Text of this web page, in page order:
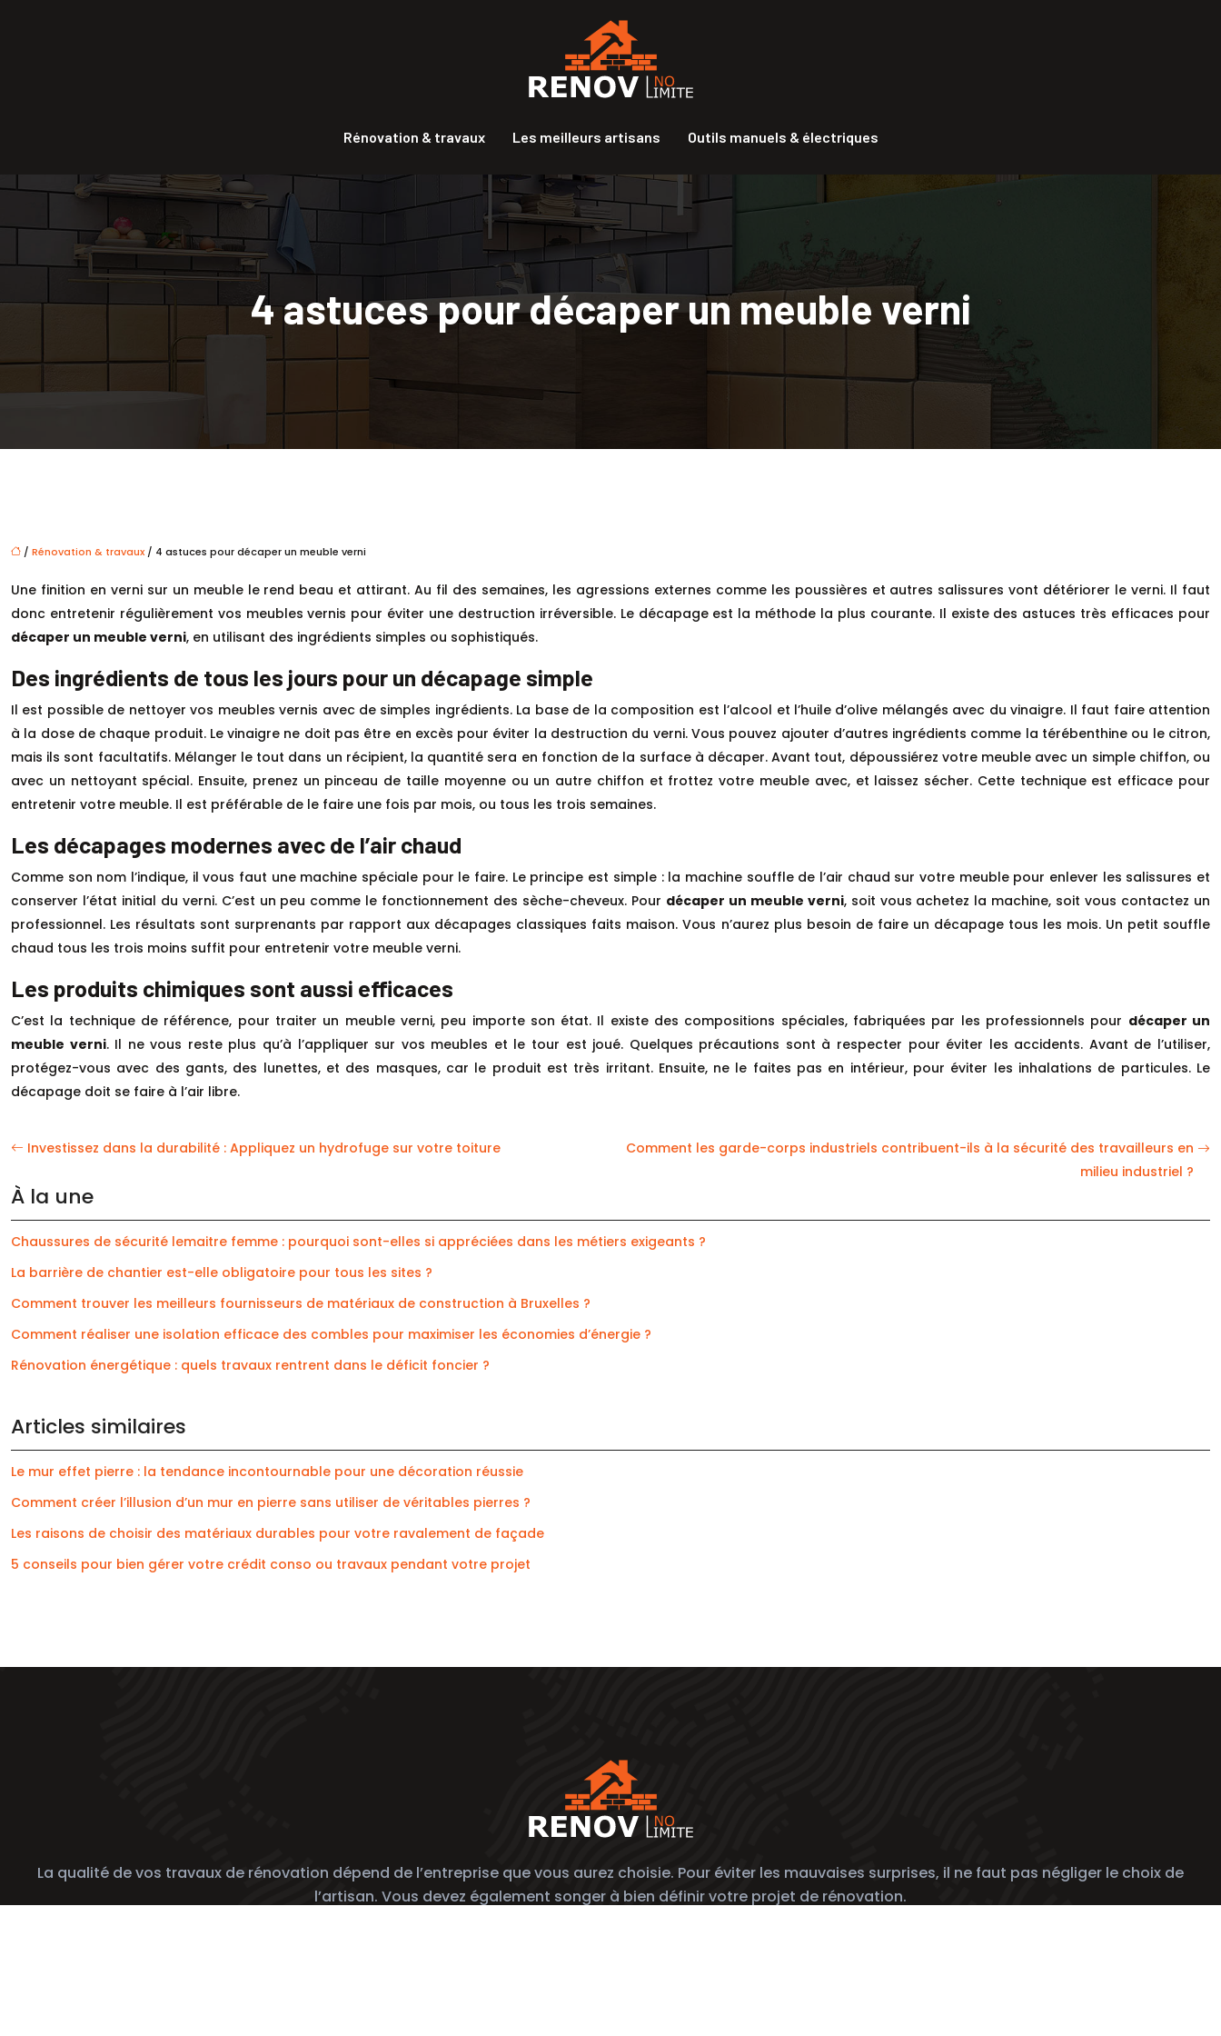
Rénovation & travaux Les meilleurs artisans Outils manuels & électriques
4 astuces pour décaper un meuble verni
/ Rénovation & travaux/ 4 astuces pour décaper un meuble verni
Une finition en verni sur un meuble le rend beau et attirant. Au fil des semaines, les agressions externes comme les poussières et autres salissures vont détériorer le verni. Il faut
donc entretenir régulièrement vos meubles vernis pour éviter une destruction irréversible. Le décapage est la méthode la plus courante. Il existe des astuces très efficaces pour
décaper un meuble verni, en utilisant des ingrédients simples ou sophistiqués.
Des ingrédients de tous les jours pour un décapage simple
Il est possible de nettoyer vos meubles vernis avec de simples ingrédients. La base de la composition est l’alcool et l’huile d’olive mélangés avec du vinaigre. Il faut faire attention
à la dose de chaque produit. Le vinaigre ne doit pas être en excès pour éviter la destruction du verni. Vous pouvez ajouter d’autres ingrédients comme la térébenthine ou le citron,
mais ils sont facultatifs. Mélanger le tout dans un récipient, la quantité sera en fonction de la surface à décaper. Avant tout, dépoussiérez votre meuble avec un simple chiffon, ou
avec un nettoyant spécial. Ensuite, prenez un pinceau de taille moyenne ou un autre chiffon et frottez votre meuble avec, et laissez sécher. Cette technique est efficace pour
entretenir votre meuble. Il est préférable de le faire une fois par mois, ou tous les trois semaines.
Les décapages modernes avec de l’air chaud
Comme son nom l’indique, il vous faut une machine spéciale pour le faire. Le principe est simple : la machine souffle de l’air chaud sur votre meuble pour enlever les salissures et
conserver l’état initial du verni. C’est un peu comme le fonctionnement des sèche-cheveux. Pour décaper un meuble verni, soit vous achetez la machine, soit vous contactez un
professionnel. Les résultats sont surprenants par rapport aux décapages classiques faits maison. Vous n’aurez plus besoin de faire un décapage tous les mois. Un petit souffle
chaud tous les trois moins suffit pour entretenir votre meuble verni.
Les produits chimiques sont aussi efficaces
C’est la technique de référence, pour traiter un meuble verni, peu importe son état. Il existe des compositions spéciales, fabriquées par les professionnels pour décaper un
meuble verni. Il ne vous reste plus qu’à l’appliquer sur vos meubles et le tour est joué. Quelques précautions sont à respecter pour éviter les accidents. Avant de l’utiliser,
protégez-vous avec des gants, des lunettes, et des masques, car le produit est très irritant. Ensuite, ne le faites pas en intérieur, pour éviter les inhalations de particules. Le
décapage doit se faire à l’air libre.
Investissez dans la durabilité : Appliquez un hydrofuge sur votre toiture
Comment les garde-corps industriels contribuent-ils à la sécurité des travailleurs en
milieu industriel ?
À la une
Chaussures de sécurité lemaitre femme : pourquoi sont-elles si appréciées dans les métiers exigeants ?
La barrière de chantier est-elle obligatoire pour tous les sites ?
Comment trouver les meilleurs fournisseurs de matériaux de construction à Bruxelles ?
Comment réaliser une isolation efficace des combles pour maximiser les économies d’énergie ?
Rénovation énergétique : quels travaux rentrent dans le déficit foncier ?
Articles similaires
Le mur effet pierre : la tendance incontournable pour une décoration réussie
Comment créer l’illusion d’un mur en pierre sans utiliser de véritables pierres ?
Les raisons de choisir des matériaux durables pour votre ravalement de façade
5 conseils pour bien gérer votre crédit conso ou travaux pendant votre projet
La qualité de vos travaux de rénovation dépend de l’entreprise que vous aurez choisie. Pour éviter les mauvaises surprises, il ne faut pas négliger le choix de
l’artisan. Vous devez également songer à bien définir votre projet de rénovation.